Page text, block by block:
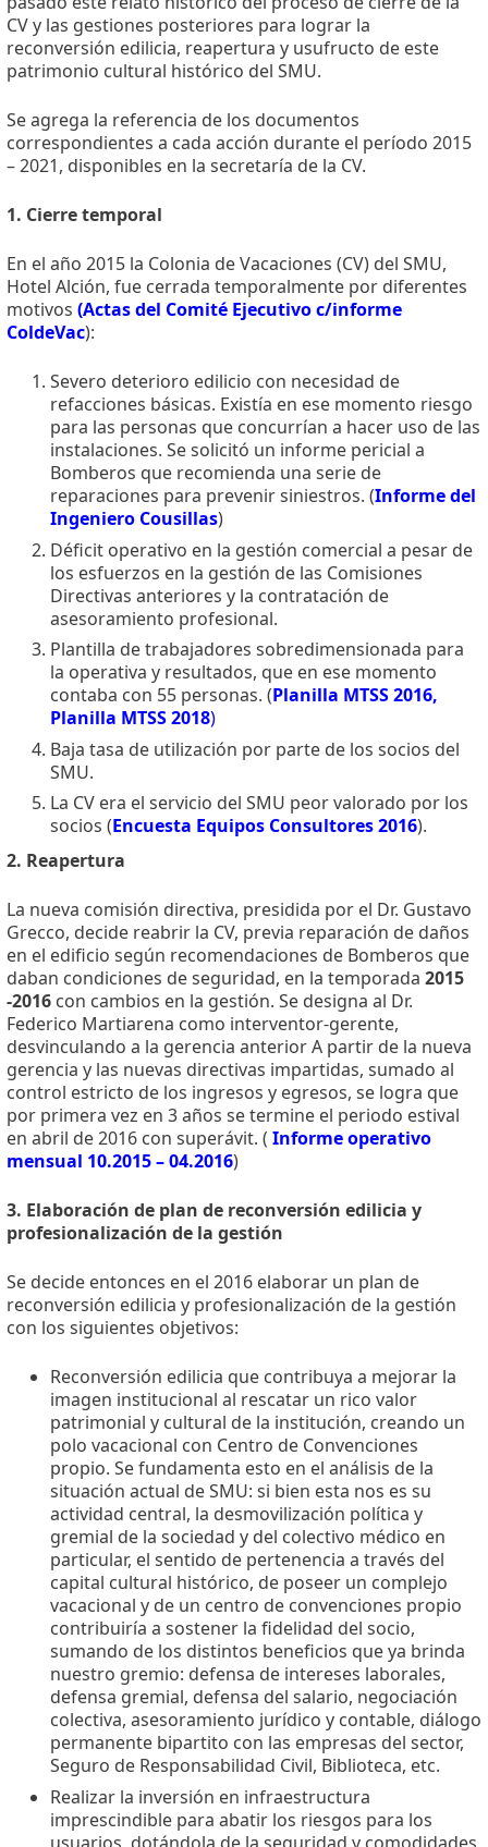
CV y las gestiones posteriores para lograr la
reconversión edilicia, reapertura y usufructo de este
patrimonio cultural histórico del SMU.
Se agrega la referencia de los documentos
correspondientes a cada acción durante el período 2015
– 2021, disponibles en la secretaría de la CV.
1. Cierre temporal
En el año 2015 la Colonia de Vacaciones (CV) del SMU,
Hotel Alción, fue cerrada temporalmente por diferentes
motivos (Actas del Comité Ejecutivo c/informe
ColdeVac):
Severo deterioro edilicio con necesidad de
refacciones básicas. Existía en ese momento riesgo
para las personas que concurrían a hacer uso de las
instalaciones. Se solicitó un informe pericial a
Bomberos que recomienda una serie de
reparaciones para prevenir siniestros. (Informe del
Ingeniero Cousillas)
Déficit operativo en la gestión comercial a pesar de
los esfuerzos en la gestión de las Comisiones
Directivas anteriores y la contratación de
asesoramiento profesional.
Plantilla de trabajadores sobredimensionada para
la operativa y resultados, que en ese momento
contaba con 55 personas. (Planilla MTSS 2016,
Planilla MTSS 2018)
Baja tasa de utilización por parte de los socios del
SMU.
La CV era el servicio del SMU peor valorado por los
socios (Encuesta Equipos Consultores 2016).
2. Reapertura
La nueva comisión directiva, presidida por el Dr. Gustavo
Grecco, decide reabrir la CV, previa reparación de daños
en el edificio según recomendaciones de Bomberos que
daban condiciones de seguridad, en la temporada 2015
-2016 con cambios en la gestión. Se designa al Dr.
Federico Martiarena como interventor-gerente,
desvinculando a la gerencia anterior A partir de la nueva
gerencia y las nuevas directivas impartidas, sumado al
control estricto de los ingresos y egresos, se logra que
por primera vez en 3 años se termine el periodo estival
en abril de 2016 con superávit. ( Informe operativo
mensual 10.2015 – 04.2016)
3. Elaboración de plan de reconversión edilicia y
profesionalización de la gestión
Se decide entonces en el 2016 elaborar un plan de
reconversión edilicia y profesionalización de la gestión
con los siguientes objetivos:
Reconversión edilicia que contribuya a mejorar la
imagen institucional al rescatar un rico valor
patrimonial y cultural de la institución, creando un
polo vacacional con Centro de Convenciones
propio. Se fundamenta esto en el análisis de la
situación actual de SMU: si bien esta nos es su
actividad central, la desmovilización política y
gremial de la sociedad y del colectivo médico en
particular, el sentido de pertenencia a través del
capital cultural histórico, de poseer un complejo
vacacional y de un centro de convenciones propio
contribuiría a sostener la fidelidad del socio,
sumando de los distintos beneficios que ya brinda
nuestro gremio: defensa de intereses laborales,
defensa gremial, defensa del salario, negociación
colectiva, asesoramiento jurídico y contable, diálogo
permanente bipartito con las empresas del sector,
Seguro de Responsabilidad Civil, Biblioteca, etc.
Realizar la inversión en infraestructura
imprescindible para abatir los riesgos para los